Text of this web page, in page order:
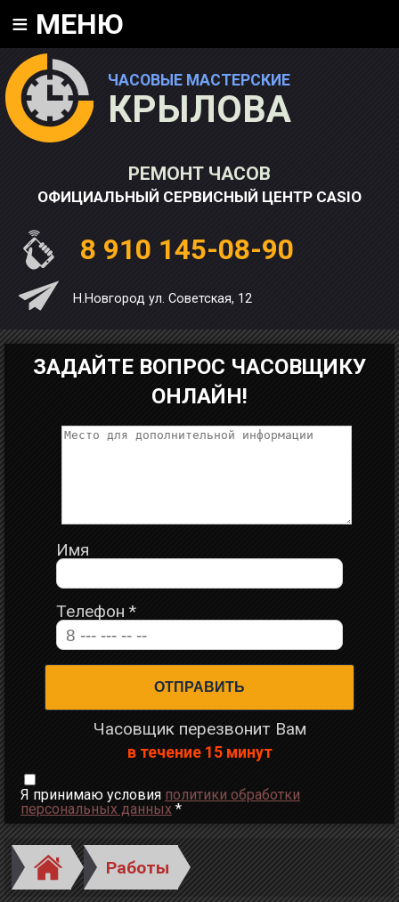
ЧАСОВЫЕ МАСТЕРСКИЕ
КРЫЛОВА
РЕМОНТ ЧАСОВ
ОФИЦИАЛЬНЫЙ СЕРВИСНЫЙ ЦЕНТР CASIO
8 910 145-08-90
Н.Новгород ул. Советская, 12
≡ МЕНЮ
ЗАДАЙТЕ ВОПРОС ЧАСОВЩИКУ
ОНЛАЙН!
Имя
Телефон *
Часовщик перезвонит Вам
в течение 15 минут
Я принимаю условия политики обработки
персональных данных *
Работы